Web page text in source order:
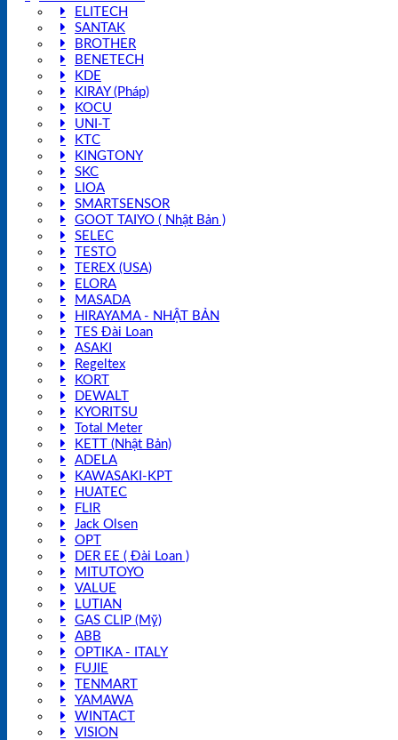
ELITECH
SANTAK
BROTHER
BENETECH
KDE
KIRAY (Pháp)
KOCU
UNI-T
KTC
KINGTONY
SKC
LIOA
SMARTSENSOR
GOOT TAIYO ( Nhật Bản )
SELEC
TESTO
TEREX (USA)
ELORA
MASADA
HIRAYAMA - NHẬT BẢN
TES Đài Loan
ASAKI
Regeltex
KORT
DEWALT
KYORITSU
Total Meter
KETT (Nhật Bản)
ADELA
KAWASAKI-KPT
HUATEC
FLIR
Jack Olsen
OPT
DER EE ( Đài Loan )
MITUTOYO
VALUE
LUTIAN
GAS CLIP (Mỹ)
ABB
OPTIKA - ITALY
FUJIE
TENMART
YAMAWA
WINTACT
VISION